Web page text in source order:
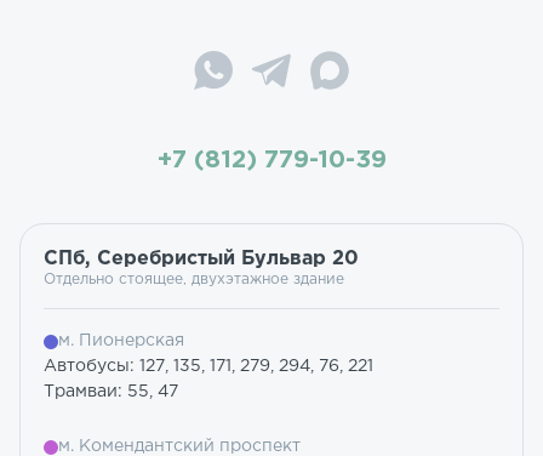
+7 (812) 779-10-39
СПб, Серебристый Бульвар 20
Отдельно стоящее, двухэтажное здание
м. Пионерская
Автобусы: 127, 135, 171, 279, 294, 76, 221
Трамваи: 55, 47
м. Комендантский проспект